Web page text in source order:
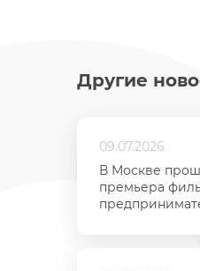
Другие
09.07.2026
В Москве
премьера